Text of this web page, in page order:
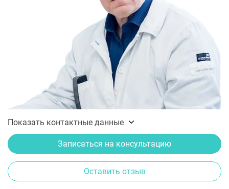
Показать контактные данные
Записаться на консультацию
Оставить отзыв